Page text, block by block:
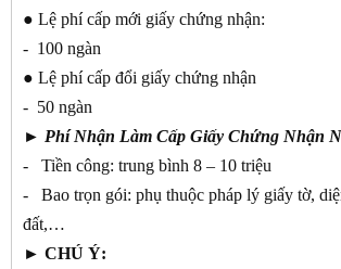
● Lệ phí cấp mới giấy chứng nhận:
- 100 ngàn
● Lệ phí cấp đổi giấy chứng nhận
- 50 ngàn
► Phí Nhận Làm Cấp Giấy Chứng Nhận
- Tiền công: trung bình 8 – 10 triệu
- Bao trọn gói: phụ thuộc pháp lý giấy tờ,
đất,…
► CHÚ Ý: